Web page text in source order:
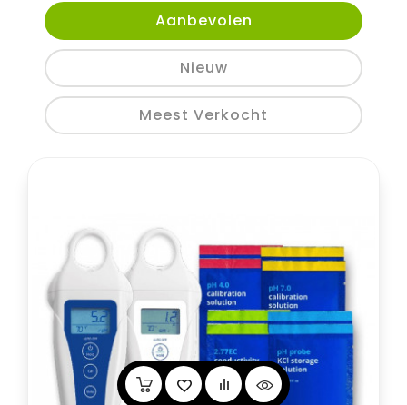
Aanbevolen
Nieuw
Meest Verkocht